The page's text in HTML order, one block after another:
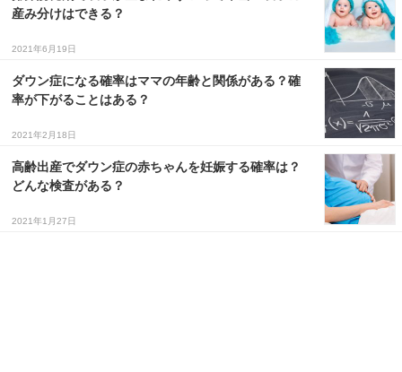
産み分けはできる？
2021年6月19日
ダウン症になる確率はママの年齢と関係がある？確
率が下がることはある？
2021年2月18日
高齢出産でダウン症の赤ちゃんを妊娠する確率は？
どんな検査がある？
2021年1月27日